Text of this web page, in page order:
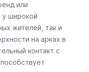
или
у широкой
жителей, так и
на арках в
контакт с